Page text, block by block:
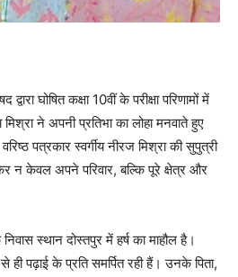
द्वारा घोषित कक्षा 10वीं के परीक्षा परिणामों में
मिश्रा ने अपनी प्रतिभा का लोहा मनवाते हुए
पत्रकार स्वर्गीय नीरज मिश्रा की सुपुत्री
न केवल अपने परिवार, बल्कि पूरे क्षेत्र और
स्थान दोस्तपुर में हर्ष का माहौल है।
पढ़ाई के प्रति समर्पित रही हैं। उनके पिता,